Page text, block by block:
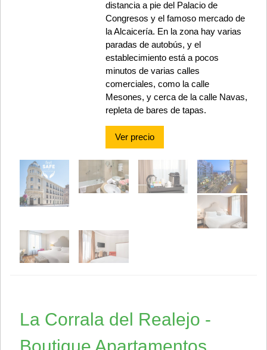
distancia a pie del Palacio de
Congresos y el famoso mercado de
la Alcaicería. En la zona hay varias
paradas de autobús, y el
establecimiento está a pocos
minutos de varias calles
comerciales, como la calle
Mesones, y cerca de la calle Navas,
repleta de bares de tapas.
Ver precio
La Corrala del Realejo -
Boutique Apartamentos